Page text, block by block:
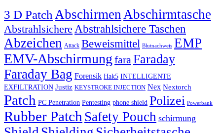
3 D Patch AbschirmenAbschirmtasche
Abstrahlsichere Abstrahlsichere Taschen
Abzeichen Attack Beweismittel Blutnachweis EMP
EMV-Abschirmung faraFaraday
Faraday Bag Forensik Hak5 INTELLIGENTE
EXFILTRATION Justiz KEYSTROKE INJECTION Nex Nextorch
Patch PC Penetration Pentesting phone shield Polizei Powerbank
Rubber Patch Safety Pouch schirmung